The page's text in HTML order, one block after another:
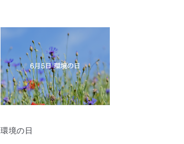
環境の日